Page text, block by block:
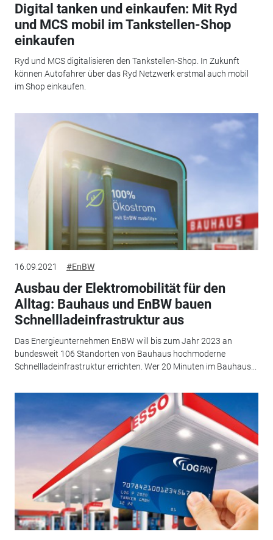
Digital tanken und einkaufen: Mit Ryd
und MCS mobil im Tankstellen-Shop
einkaufen
Ryd und MCS digitalisieren den Tankstellen-Shop. In Zukunft
können Autofahrer über das Ryd Netzwerk erstmal auch mobil
im Shop einkaufen.
16.09.2021 #EnBW
Ausbau der Elektromobilität für den
Alltag: Bauhaus und EnBW bauen
Schnellladeinfrastruktur aus
Das Energieunternehmen EnBW will bis zum Jahr 2023 an
bundesweit 106 Standorten von Bauhaus hochmoderne
Schnellladeinfrastruktur errichten. Wer 20 Minuten im Bauhaus...